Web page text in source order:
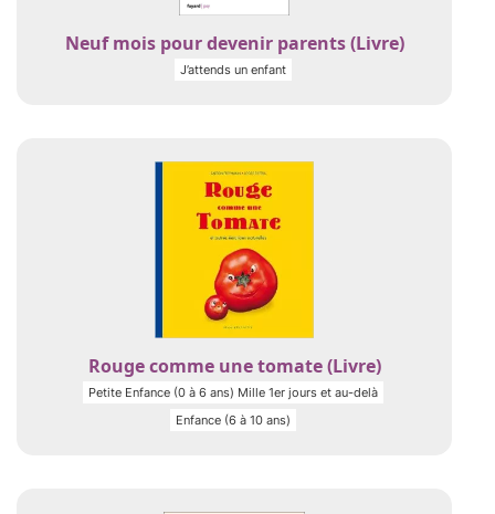
Neuf mois pour devenir parents (Livre)
J’attends un enfant
Rouge comme une tomate (Livre)
Petite Enfance (0 à 6 ans) Mille 1er jours et au-delà
Enfance (6 à 10 ans)